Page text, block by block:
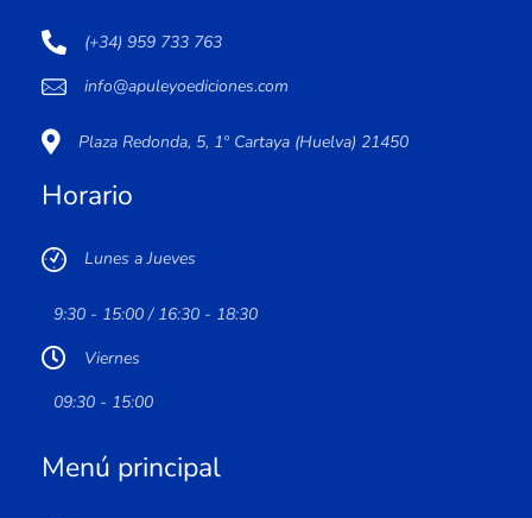
(+34) 959 733 763
info@apuleyoediciones.com
Plaza Redonda, 5, 1º Cartaya (Huelva) 21450
Horario
Lunes a Jueves
9:30 - 15:00 / 16:30 - 18:30
Viernes
09:30 - 15:00
Menú principal